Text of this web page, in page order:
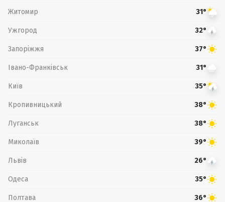
Житомир 31°
Ужгород 32°
Запоріжжя 37°
Івано-Франківськ 31°
Київ 35°
Кропивницький 38°
Луганськ 38°
Миколаїв 39°
Львів 26°
Одеса 35°
Полтава 36°